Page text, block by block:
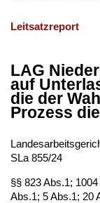
Leitsatzreport
LAG
auf
die der
Prozess
SLa 855/24
§§ 823 Abs.1;
Abs.1; 5 Abs.1; 20